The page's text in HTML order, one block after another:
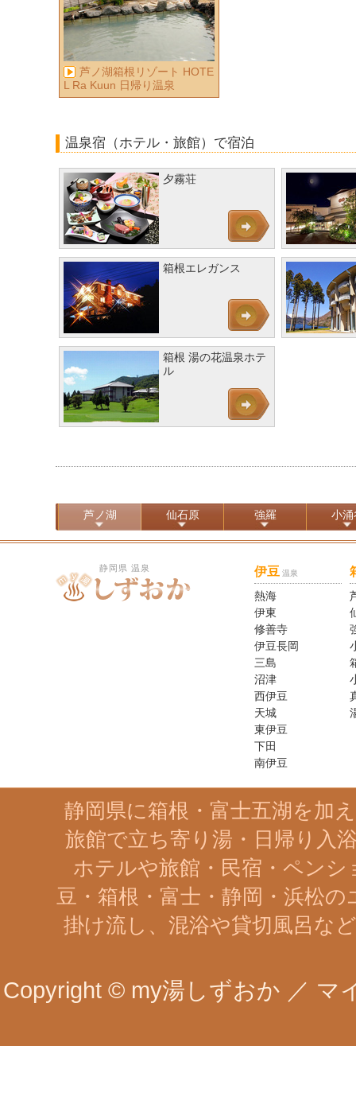
芦ノ湖箱根リゾート HOTE
L Ra Kuun 日帰り温泉
温泉宿（ホテル・旅館）で宿泊
夕霧荘
箱根エレガンス
箱根 湯の花温泉ホテ
ル
芦ノ湖 仙石原 強羅 小涌
静岡県 温泉 伊豆 温泉
熱海
伊東
修善寺
伊豆長岡
三島
沼津
西伊豆
天城
東伊豆
下田
南伊豆
静岡県に箱根・富士五湖を加
旅館で立ち寄り湯・日帰り入
ホテルや旅館・民宿・ペン
豆・箱根・富士・静岡・浜松
掛け流し、混浴や貸切風呂な
Copyright © my湯しずおか ／ マ